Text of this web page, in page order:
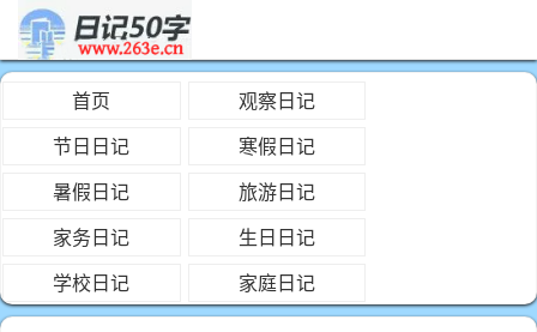
首页
观察日记
节日日记
寒假日记
暑假日记
旅游日记
家务日记
生日日记
学校日记
家庭日记